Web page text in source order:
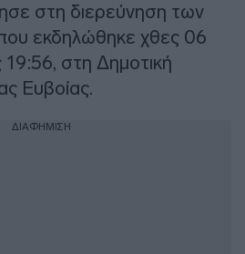
στη διερεύνηση των
εκδηλώθηκε χθες 06
19:56, στη Δημοτική
Ευβοίας.
ΔΙΑΦΗΜΙΣΗ